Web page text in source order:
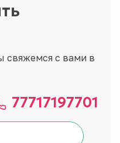
свяжемся с вами в
77717197701